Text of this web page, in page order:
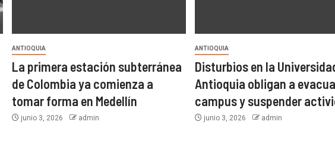
ANTIOQUIA
La primera estación subterránea
de Colombia ya comienza a
tomar forma en Medellín
junio 3, 2026 admin
ANTIOQUIA
Disturbios en la
Antioquia obligan a
campus y suspender
junio 3, 2026 admin